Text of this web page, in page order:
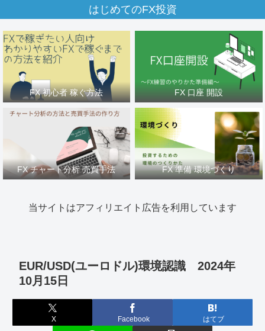
はじめてのFX投資
FX 初心者 稼ぐ方法 FX 口座 開設
FX チャート分析 売買手法 FX 準備 環境づくり
当サイトはアフィリエイト広告を利用しています
EUR/USD(ユーロドル)環境認識 2024年
10月15日
X Facebook はてブ